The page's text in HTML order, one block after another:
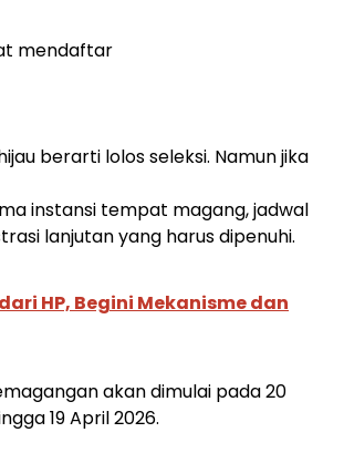
mendaftar
berarti lolos seleksi. Namun jika
instansi tempat magang, jadwal
lanjutan yang harus dipenuhi.
HP, Begini Mekanisme dan
akan dimulai pada 20
19 April 2026.